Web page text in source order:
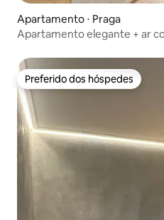
Apartamento ⋅ Praga
Apartamento elegante + ar
Preferido dos hóspedes
Preferido dos hóspedes